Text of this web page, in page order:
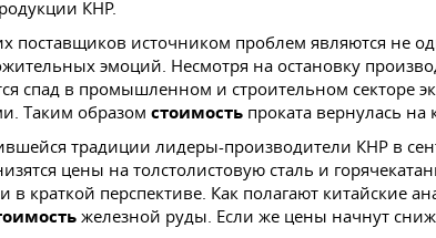
КНР.
поставщиков источником проблем являются
эмоций. Несмотря на остановку
спад в промышленном и строительном секторе
Таким образом стоимость проката вернулась на
традиции лидеры-производители КНР в
цены на толстолистовую сталь и
в краткой перспективе. Как полагают китайские
железной руды. Если же цены начнут